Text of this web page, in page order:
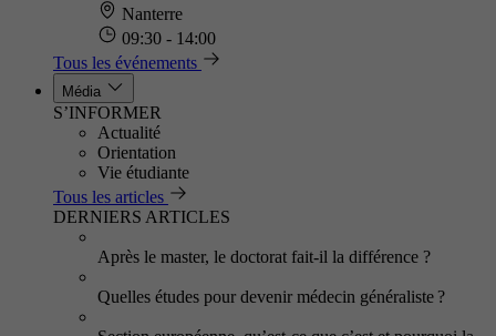
Nanterre
09:30 - 14:00
Tous les événements
Média
S’INFORMER
Actualité
Orientation
Vie étudiante
Tous les articles
DERNIERS ARTICLES
Après le master, le doctorat fait-il la différence ?
Quelles études pour devenir médecin généraliste ?